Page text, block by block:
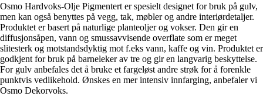
Osmo Hardvoks-Olje Pigmentert er spesielt designet for bruk på gulv,
men kan også benyttes på vegg, tak, møbler og andre interiørdetaljer.
Produktet er basert på naturlige planteoljer og vokser. Den gir en
diffusjonsåpen, vann og smussavvisende overflate som er meget
slitesterk og motstandsdyktig mot f.eks vann, kaffe og vin. Produktet er
godkjent for bruk på barneleker av tre og gir en langvarig beskyttelse.
For gulv anbefales det å bruke et fargeløst andre strøk for å forenkle
punktvis vedlikehold. Ønskes en mer intensiv innfarging, anbefaler vi
Osmo Dekorvoks.